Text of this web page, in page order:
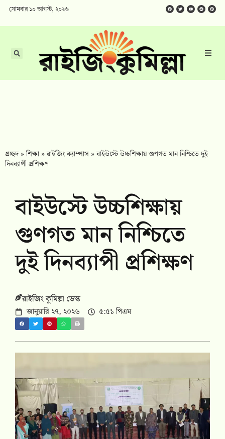
সোমবার ১০ আগস্ট, ২০২৬
প্রচ্ছদ»শিক্ষা »রাইজিং ক্যাম্পাস »বাইউস্টে উচ্চশিক্ষায় গুণগত মান নিশ্চিতে দুই
দিনব্যাপী প্রশিক্ষণ
বাইউস্টে উচ্চশিক্ষায়
গুণগত মান নিশ্চিতে
দুই দিনব্যাপী প্রশিক্ষণ
রাইজিং কুমিল্লা ডেস্ক
জানুয়ারি ২৭, ২০২৬ ৫:৫১ পিএম